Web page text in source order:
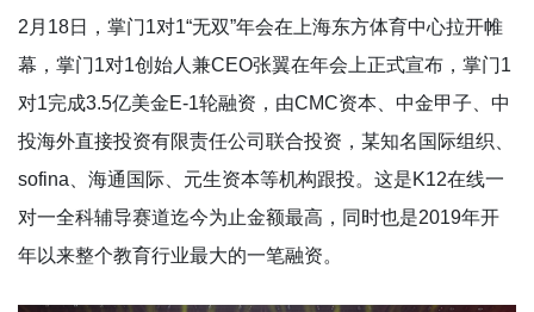
2月18日，掌门1对1“无双”年会在上海东方体育中心拉开帷
幕，掌门1对1创始人兼CEO张翼在年会上正式宣布，掌门1
对1完成3.5亿美金E-1轮融资，由CMC资本、中金甲子、中
投海外直接投资有限责任公司联合投资，某知名国际组织、
sofina、海通国际、元生资本等机构跟投。这是K12在线一
对一全科辅导赛道迄今为止金额最高，同时也是2019年开
年以来整个教育行业最大的一笔融资。